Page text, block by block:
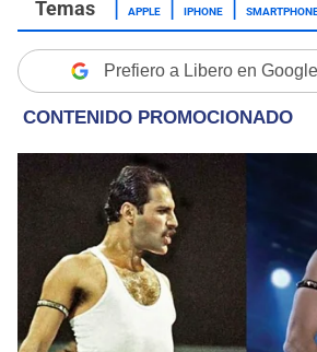
APPLE IPHONE
Prefiero a Libero en Google